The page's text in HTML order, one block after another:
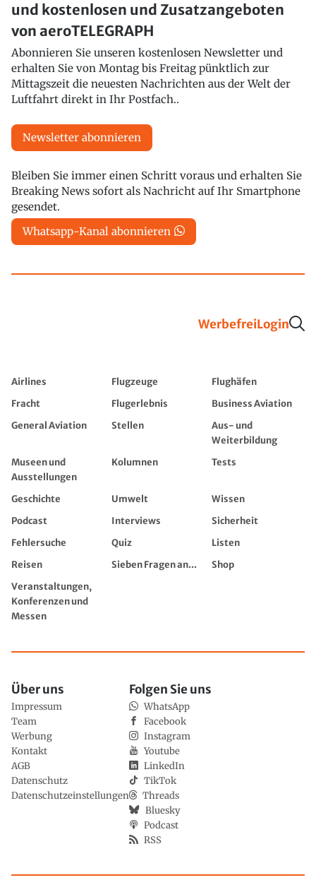
und kostenlosen und Zusatzangeboten
von aeroTELEGRAPH
Abonnieren Sie unseren kostenlosen Newsletter und
erhalten Sie von Montag bis Freitag pünktlich zur
Mittagszeit die neuesten Nachrichten aus der Welt der
Luftfahrt direkt in Ihr Postfach..
Newsletter abonnieren
Bleiben Sie immer einen Schritt voraus und erhalten Sie
Breaking News sofort als Nachricht auf Ihr Smartphone
gesendet.
Whatsapp-Kanal abonnieren
WerbefreiLogin
Airlines Flugzeuge
Flughäfen
Fracht
Flugerlebnis
Business Aviation
General Aviation
Stellen
Aus- und
Weiterbildung
Museen und
Ausstellungen
Kolumnen Tests
Geschichte Umwelt
Wissen
Podcast
Interviews
Sicherheit
Fehlersuche
Quiz
Listen
Reisen
Sieben Fragen an...
Shop
Veranstaltungen,
Konferenzen und
Messen
Über uns
Impressum
Team
Werbung
Kontakt
AGB
Datenschutz
Datenschutzeinstellungen
Folgen Sie uns
WhatsApp
Facebook
Instagram
Youtube
LinkedIn
TikTok
Threads
Bluesky
Podcast
RSS